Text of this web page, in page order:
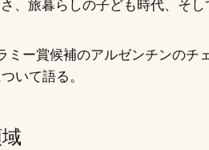
、旅暮らしの子ども時代、そ
ー賞候補のアルゼンチンのチ
いて語る。